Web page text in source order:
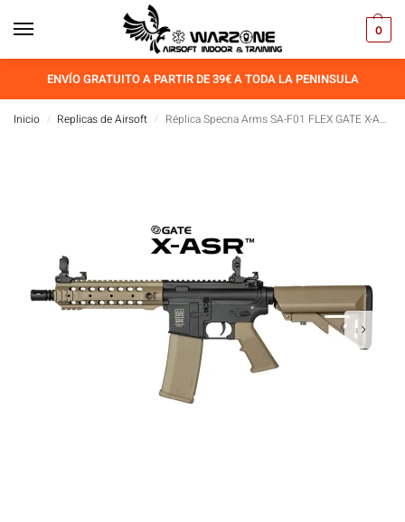
0
ENVÍO GRATUITO A PARTIR DE 39€ A TODA LA PENINSULA
Inicio / Replicas de Airsoft / Réplica Specna Arms SA-F01 FLEX GATE X-ASR ASG Carabina Half-Tan